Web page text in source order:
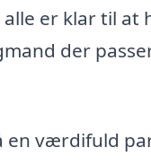
er klar til at
der
en værdifuld